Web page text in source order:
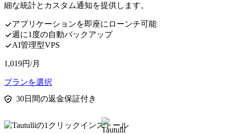
細な統計とカスタム通知を提供します。
アプリケーションを即座にローンチ可能
週に1度の自動バックアップ
AI管理型VPS
1,019円/月
プランを選択
30日間の返金保証付き